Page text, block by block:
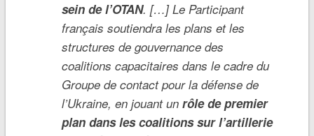
sein de l’OTAN. […] Le Participant
français soutiendra les plans et les
structures de gouvernance des
coalitions capacitaires dans le cadre du
Groupe de contact pour la défense de
l’Ukraine, en jouant un rôle de premier
plan dans les coalitions sur l’artillerie